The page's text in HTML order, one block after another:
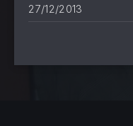
27/12/2013